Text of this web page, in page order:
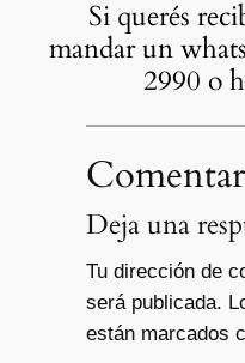
Si querés
mandar un
2990 o
Deja una
Tu dirección de
será publicada.
están marcados